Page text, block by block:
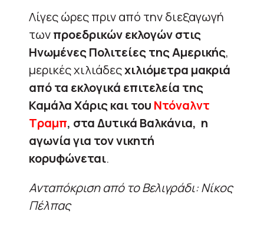
Λίγες ώρες πριν από την διεξαγωγή
τωνπροεδρικών εκλογών στις
Ηνωμένες Πολιτείες της Αμερικής,
μερικές χιλιάδεςχιλιόμετρα μακριά
από τα εκλογικά επιτελεία της
Καμάλα Χάρις και του Ντόναλντ
Τραμπ, στα Δυτικά Βαλκάνια, η
αγωνία για τον νικητή
κορυφώνεται.
Ανταπόκριση από το Βελιγράδι: Νίκος
Πέλπας